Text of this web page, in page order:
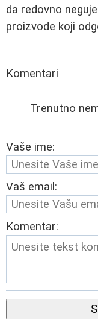
da redovno
proizvode koji
Komentari
Trenutno
Vaše ime:
Vaš email:
Komentar: